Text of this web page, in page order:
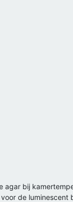
agar bij
de luminescent